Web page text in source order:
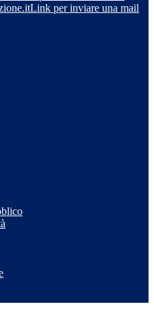
Link per inviare una mail